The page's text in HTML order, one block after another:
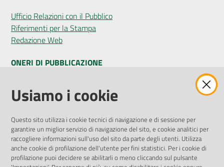
Ufficio Relazioni con il Pubblico
Riferimenti per la Stampa
Redazione Web
ONERI DI PUBBLICAZIONE
Amministrazione Trasparente
Pubblicità legale
Privacy Policy
Attuazione Misure PNRR
Liste di Attesa
Usiamo i cookie
Questo sito utilizza i cookie tecnici di navigazione e di sessione per
garantire un miglior servizio di navigazione del sito, e cookie analitici per
raccogliere informazioni sull'uso del sito da parte degli utenti. Utilizza
anche cookie di profilazione dell'utente per fini statistici. Per i cookie di
profilazione puoi decidere se abilitarli o meno cliccando sul pulsante